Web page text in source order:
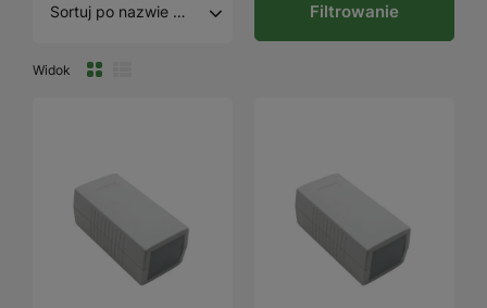
Sortuj po nazwie A - Z
Widok
Filtrowanie